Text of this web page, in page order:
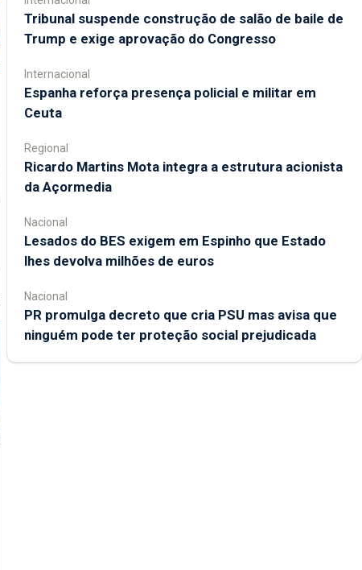
Tribunal suspende construção de salão de baile de
Trump e exige aprovação do Congresso
Internacional
Espanha reforça presença policial e militar em
Ceuta
Regional
Ricardo Martins Mota integra a estrutura acionista
da Açormedia
Nacional
Lesados do BES exigem em Espinho que Estado
lhes devolva milhões de euros
Nacional
PR promulga decreto que cria PSU mas avisa que
ninguém pode ter proteção social prejudicada